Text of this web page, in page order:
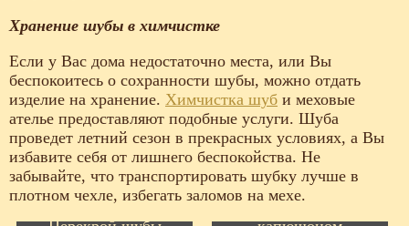
Хранение шубы в химчистке
Если у Вас дома недостаточно места, или Вы
беспокоитесь о сохранности шубы, можно отдать
изделие на хранение. Химчистка шуб и меховые
ателье предоставляют подобные услуги. Шуба
проведет летний сезон в прекрасных условиях, а Вы
избавите себя от лишнего беспокойства. Не
забывайте, что транспортировать шубку лучше в
плотном чехле, избегать заломов на мехе.
Стриженная норка/